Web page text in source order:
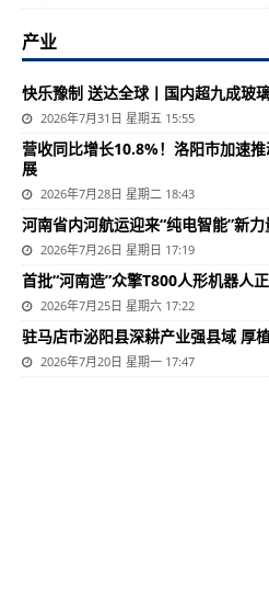
产业
快乐豫制 送达全球丨国内超九成玻
2026年7月31日 星期五 15:55
营收同比增长10.8%！洛阳市加速
展
2026年7月28日 星期二 18:43
河南省内河航运迎来“纯电智能”新力
2026年7月26日 星期日 17:19
首批“河南造”众擎T800人形机器人
2026年7月25日 星期六 17:22
驻马店市泌阳县深耕产业强县域 厚
2026年7月20日 星期一 17:47